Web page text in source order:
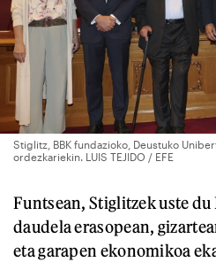
Stiglitz, BBK fundazioko, Deustuko
ordezkariekin. LUIS TEJIDO / EFE
Funtsean, Stiglitzek uste
daudela erasopean,
eta garapen ekonomikoa